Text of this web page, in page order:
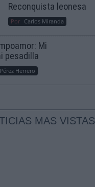
Reconquista leonesa
Por Carlos Miranda
Mi
pesadilla
Herrero
MAS VISTAS